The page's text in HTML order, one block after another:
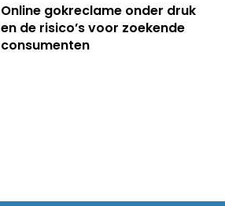
Online gokreclame onder druk
en de risico’s voor zoekende
consumenten